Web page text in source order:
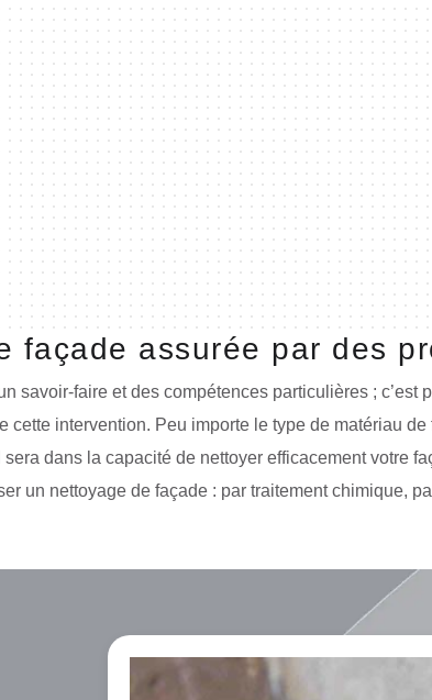
façade assurée par des
savoir-faire et des compétences particulières ; c’est
cette intervention. Peu importe le type de matériau
dans la capacité de nettoyer efficacement votre
un nettoyage de façade : par traitement chimique,